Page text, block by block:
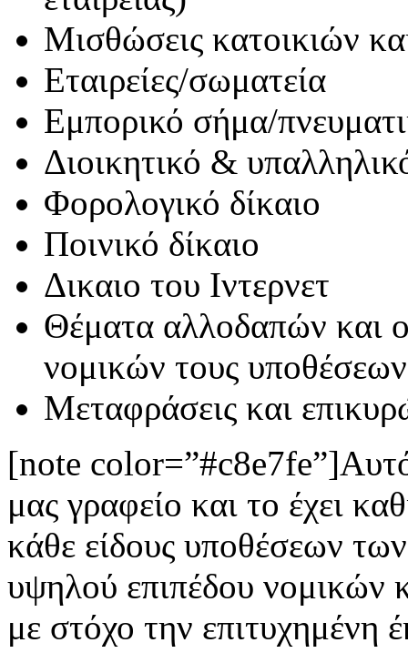
Μισθώσεις κατοικιών
Εταιρείες/σωματεία
Εμπορικό σήμα/
Διοικητικό &
Φορολογικό δίκαιο
Ποινικό δίκαιο
Δικαιο του Ιντερνετ
Θέματα αλλοδαπών και
νομικών τους
Μεταφράσεις και
[note color=”#c8e7fe”]
μας γραφείο και το έχει
κάθε είδους υποθέσεων
υψηλού επιπέδου νομικών
με στόχο την